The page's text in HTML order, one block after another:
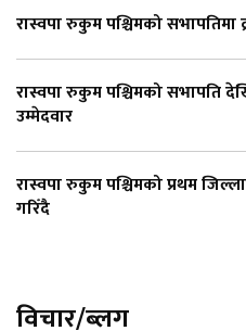
रास्वपा रुकुम पश्चिमको सभापतिमा
रास्वपा रुकुम पश्चिमको सभापति
उम्मेदवार
रास्वपा रुकुम पश्चिमको प्रथम
गरिँदै
विचार/ब्लग